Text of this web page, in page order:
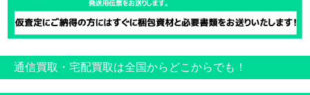
通信買取・宅配買取は全国からどこからでも！